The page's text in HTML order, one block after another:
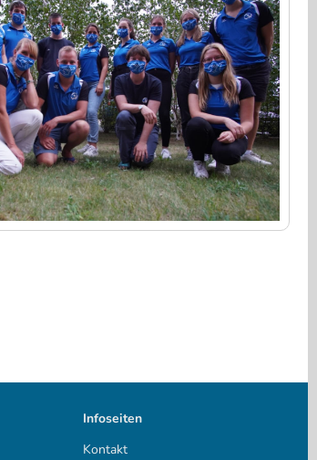
Infoseiten
Kontakt